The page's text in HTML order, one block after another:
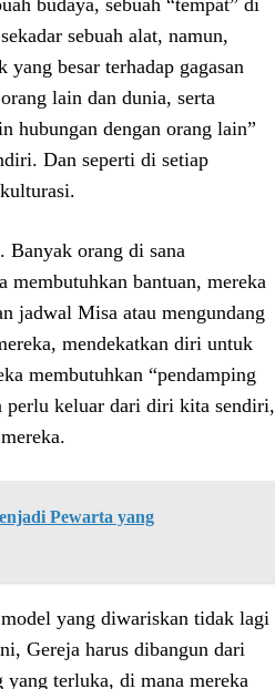
budaya, sebuah “tempat” di
sebuah alat, namun,
besar terhadap gagasan
lain dan dunia, serta
hubungan dengan orang lain”
Dan seperti di setiap
Banyak orang di sana
membutuhkan bantuan, mereka
jadwal Misa atau mengundang
mendekatkan diri untuk
membutuhkan “pendamping
perlu keluar dari diri kita sendiri,
Pewarta yang
yang diwariskan tidak lagi
Gereja harus dibangun dari
terluka, di mana mereka